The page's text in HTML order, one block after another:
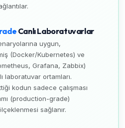
Canlı Laboratuvarlar
uygun,
(Docker/Kubernetes) ve
Grafana, Zabbix)
laboratuvar ortamları.
kodun sadece çalışması
(production-grade)
sağlanır.